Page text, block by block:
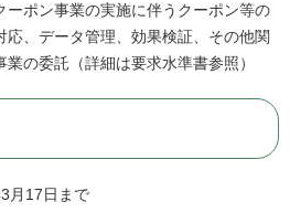
ポン事業の実施に伴うクーポン等の
、データ管理、効果検証、その他関
の委託（詳細は要求水準書参照）
月17日まで